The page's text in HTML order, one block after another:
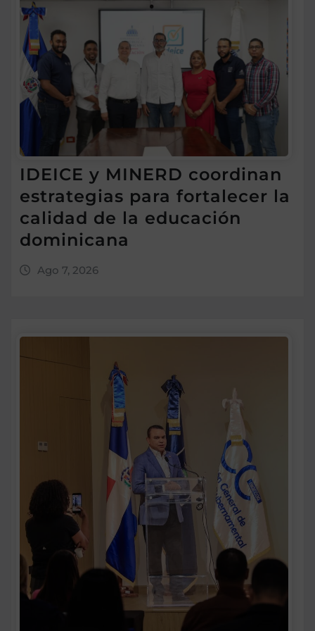
IDEICE y MINERD coordinan
estrategias para fortalecer la
calidad de la educación
dominicana
Ago 7, 2026